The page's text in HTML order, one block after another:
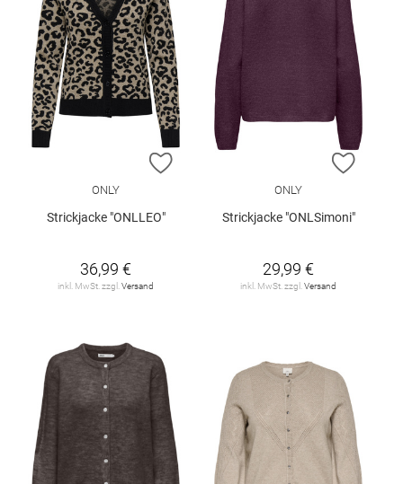
ZUR WUNSCHLISTE HINZUFÜGEN
ONLY
Strickjacke "ONLLEO"
36,99 €
inkl. MwSt. zzgl. Versand
ZUR
ONLY
Strickjacke "ONLSimoni"
29,99 €
inkl. MwSt. zzgl. Versand